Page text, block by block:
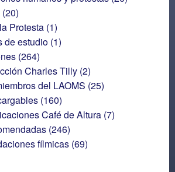
(20)
Protesta (1)
de estudio (1)
(264)
Charles Tilly (2)
del LAOMS (25)
(160)
Café de Altura (7)
(246)
fílmicas (69)